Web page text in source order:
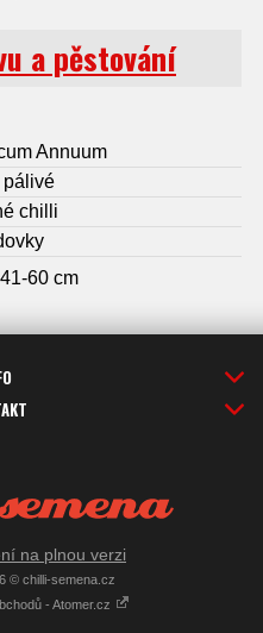
a pěstování
Annuum
pálivé
chilli
60 cm
na plnou verzi
© chilli-semena.cz
- Atomer.cz